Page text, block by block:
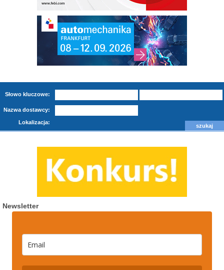
Słowo kluczowe:
Nazwa dostawcy:
Lokalizacja:
Newsletter